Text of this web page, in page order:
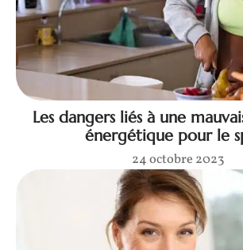
Les dangers liés à une
énergétique pour le
24 octobre 2023